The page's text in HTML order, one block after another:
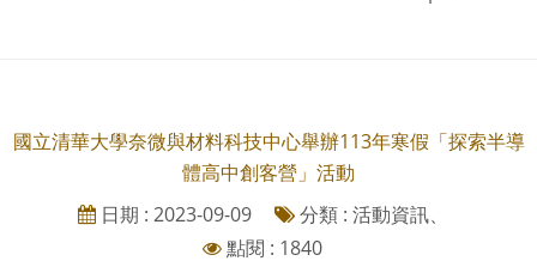
國立清華大學奈微與材料科技中心舉辦113年寒假「探索半導
體高中創客營」活動
日期 : 2023-09-09
分類 : 活動資訊、
點閱 : 1840